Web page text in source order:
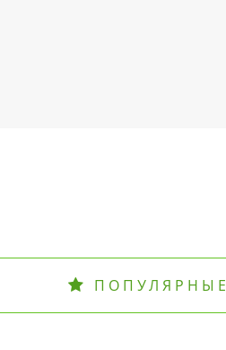
ПОПУЛЯРНЫЕ